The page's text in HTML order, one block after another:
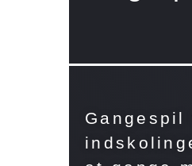
Gangespil